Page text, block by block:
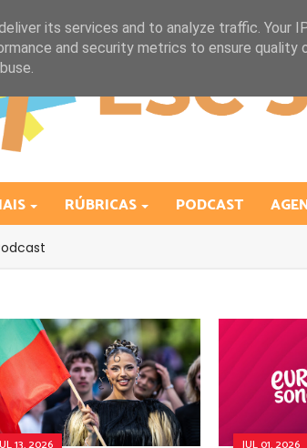
RÚBRICAS PODCAST
its services and to analyze traffic. Your
and security metrics to ensure quality